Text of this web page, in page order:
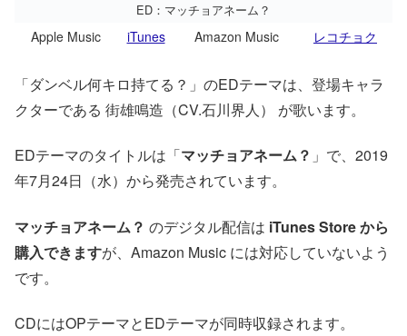
ED：マッチョアネーム？
Apple Music iTunes Amazon Music レコチョク
「ダンベル何キロ持てる？」のEDテーマは、登場キャラ
クターである 街雄鳴造（CV.石川界人） が歌います。
EDテーマのタイトルは「マッチョアネーム？ 」で、2019
年7月24日（水）から発売されています。
マッチョアネーム？ のデジタル配信は iTunes Store から
購入できますが、Amazon Music には対応していないよう
です。
CDにはOPテーマとEDテーマが同時収録されます。